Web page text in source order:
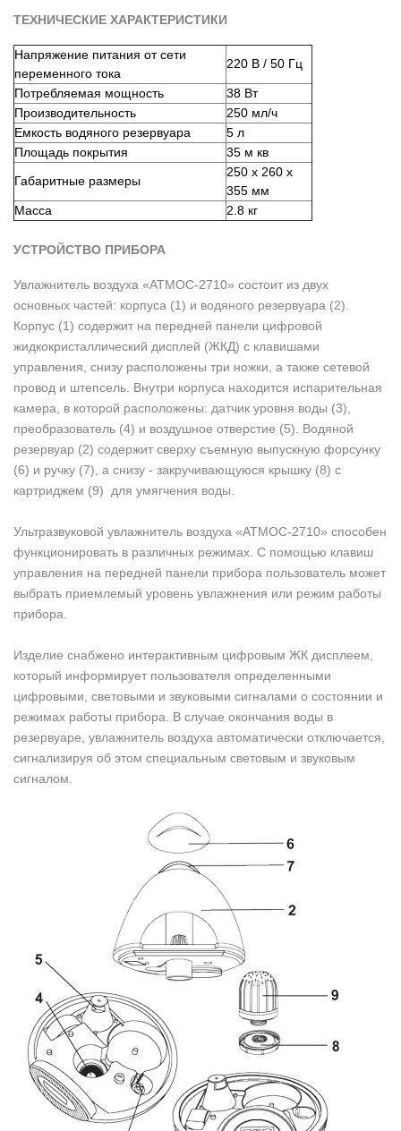
ТЕХНИЧЕСКИЕ ХАРАКТЕРИСТИКИ
Напряжение питания от сети
переменного тока
220 В / 50 Гц
Потребляемая мощность
38 Вт
Производительность
250 мл/ч
Емкость водяного резервуара
5 л
Площадь покрытия
35 м кв
Габаритные размеры
250 x 260 x
355 мм
Масса
2.8 кг
УСТРОЙСТВО ПРИБОРА
Увлажнитель воздуха «АТМОС-2710» состоит из двух
основных частей: корпуса (1) и водяного резервуара (2).
Корпус (1) содержит на передней панели цифровой
жидкокристаллический дисплей (ЖКД) с клавишами
управления, снизу расположены три ножки, а также сетевой
провод и штепсель. Внутри корпуса находится испарительная
камера, в которой расположены: датчик уровня воды (3),
преобразователь (4) и воздушное отверстие (5). Водяной
резервуар (2) содержит сверху съемную выпускную форсунку
(6) и ручку (7), а снизу - закручивающуюся крышку (8) с
картриджем (9) для умягчения воды.
Ультразвуковой увлажнитель воздуха «АТМОС-2710» способен
функционировать в различных режимах. С помощью клавиш
управления на передней панели прибора пользователь может
выбрать приемлемый уровень увлажнения или режим работы
прибора.
Изделие снабжено интерактивным цифровым ЖК дисплеем,
который информирует пользователя определенными
цифровыми, световыми и звуковыми сигналами о состоянии и
режимах работы прибора. В случае окончания воды в
резервуаре, увлажнитель воздуха автоматически отключается,
сигнализируя об этом специальным световым и звуковым
сигналом.